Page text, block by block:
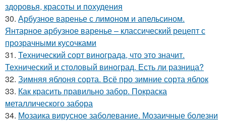
здоровья, красоты и похудения
30. Арбузное варенье с лимоном и апельсином.
Янтарное арбузное варенье – классический рецепт с
прозрачными кусочками
31. Технический сорт винограда, что это значит.
Технический и столовый виноград. Есть ли разница?
32. Зимняя яблоня сорта. Всё про зимние сорта яблок
33. Как красить правильно забор. Покраска
металлического забора
34. Мозаика вирусное заболевание. Мозаичные болезни